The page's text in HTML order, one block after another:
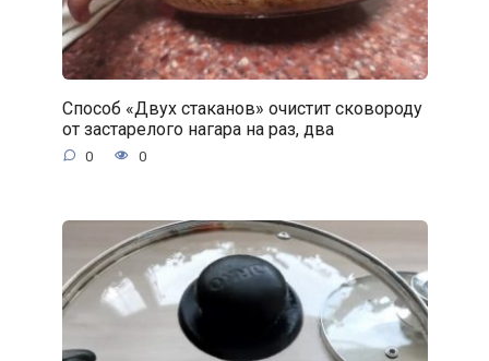
Способ «Двух стаканов» очистит сковороду
от застарелого нагара на раз, два
0 0